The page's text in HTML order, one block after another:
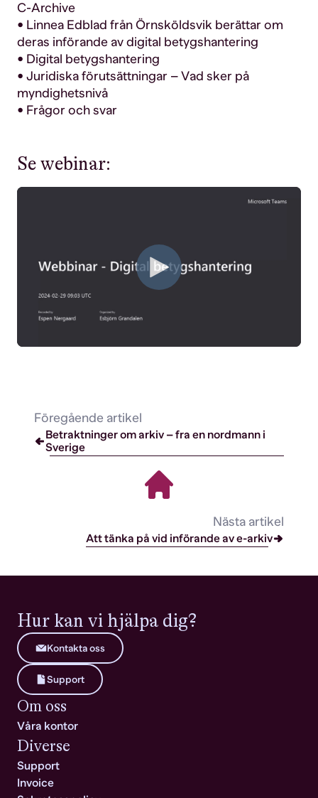
C-Archive
• Linnea Edblad från Örnsköldsvik berättar om
deras införande av digital betygshantering
• Digital betygshantering
• Juridiska förutsättningar – Vad sker på
myndighetsnivå
• Frågor och svar
Se webinar:
Föregående artikel
Betraktninger om arkiv – fra en nordmann i
Sverige
Nästa artikel
Att tänka på vid införande av e-arkiv
Hur kan vi hjälpa dig?
Kontakta oss
Support
Om oss
Våra kontor
Diverse
Support
Invoice